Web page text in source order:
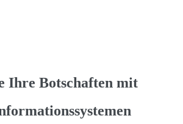
Ihre Botschaften mit